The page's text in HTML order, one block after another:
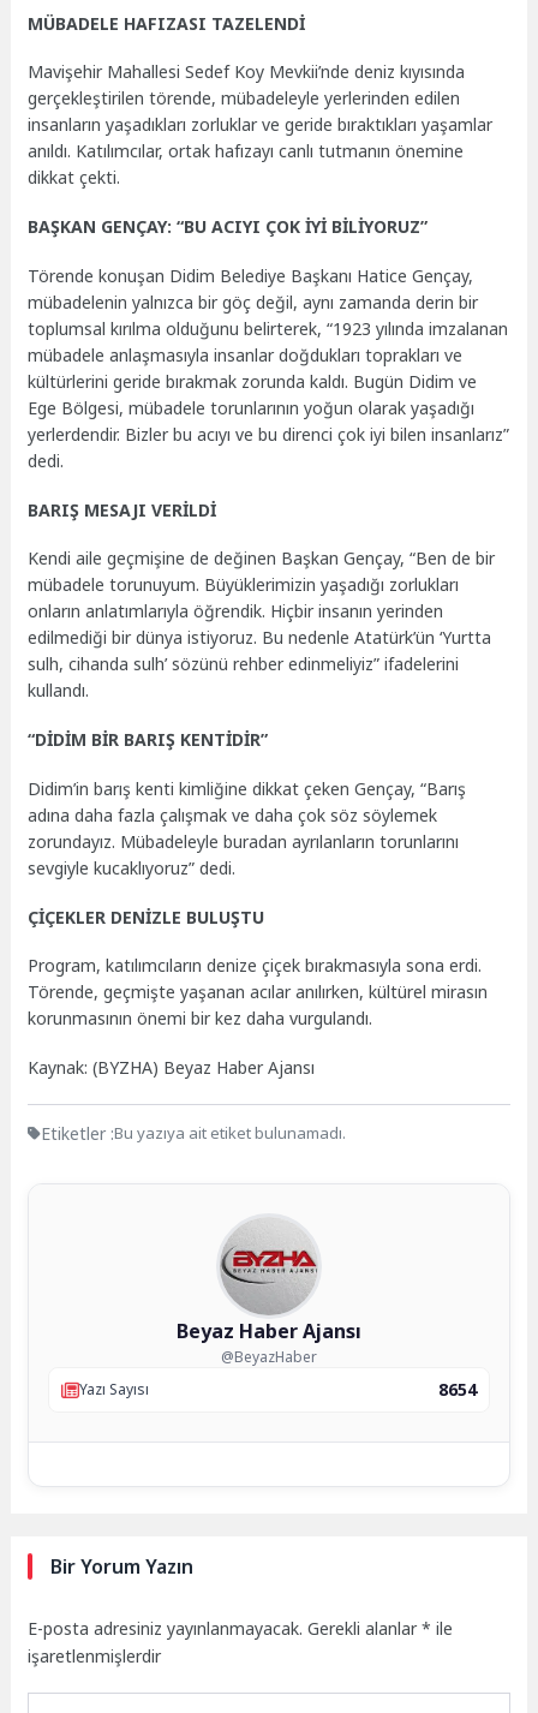
MÜBADELE HAFIZASI TAZELENDİ
Mavişehir Mahallesi Sedef Koy Mevkii’nde deniz kıyısında
gerçekleştirilen törende, mübadeleyle yerlerinden edilen
insanların yaşadıkları zorluklar ve geride bıraktıkları yaşamlar
anıldı. Katılımcılar, ortak hafızayı canlı tutmanın önemine
dikkat çekti.
BAŞKAN GENÇAY: “BU ACIYI ÇOK İYİ BİLİYORUZ”
Törende konuşan Didim Belediye Başkanı Hatice Gençay,
mübadelenin yalnızca bir göç değil, aynı zamanda derin bir
toplumsal kırılma olduğunu belirterek, “1923 yılında imzalanan
mübadele anlaşmasıyla insanlar doğdukları toprakları ve
kültürlerini geride bırakmak zorunda kaldı. Bugün Didim ve
Ege Bölgesi, mübadele torunlarının yoğun olarak yaşadığı
yerlerdendir. Bizler bu acıyı ve bu direnci çok iyi bilen insanlarız”
dedi.
BARIŞ MESAJI VERİLDİ
Kendi aile geçmişine de değinen Başkan Gençay, “Ben de bir
mübadele torunuyum. Büyüklerimizin yaşadığı zorlukları
onların anlatımlarıyla öğrendik. Hiçbir insanın yerinden
edilmediği bir dünya istiyoruz. Bu nedenle Atatürk’ün ‘Yurtta
sulh, cihanda sulh’ sözünü rehber edinmeliyiz” ifadelerini
kullandı.
“DİDİM BİR BARIŞ KENTİDİR”
Didim’in barış kenti kimliğine dikkat çeken Gençay, “Barış
adına daha fazla çalışmak ve daha çok söz söylemek
zorundayız. Mübadeleyle buradan ayrılanların torunlarını
sevgiyle kucaklıyoruz” dedi.
ÇİÇEKLER DENİZLE BULUŞTU
Program, katılımcıların denize çiçek bırakmasıyla sona erdi.
Törende, geçmişte yaşanan acılar anılırken, kültürel mirasın
korunmasının önemi bir kez daha vurgulandı.
Kaynak: (BYZHA) Beyaz Haber Ajansı
Etiketler :Bu yazıya ait etiket bulunamadı.
Beyaz Haber Ajansı
@BeyazHaber
Yazı Sayısı
8654
Bir Yorum Yazın
E-posta adresiniz yayınlanmayacak. Gerekli alanlar* ile
işaretlenmişlerdir